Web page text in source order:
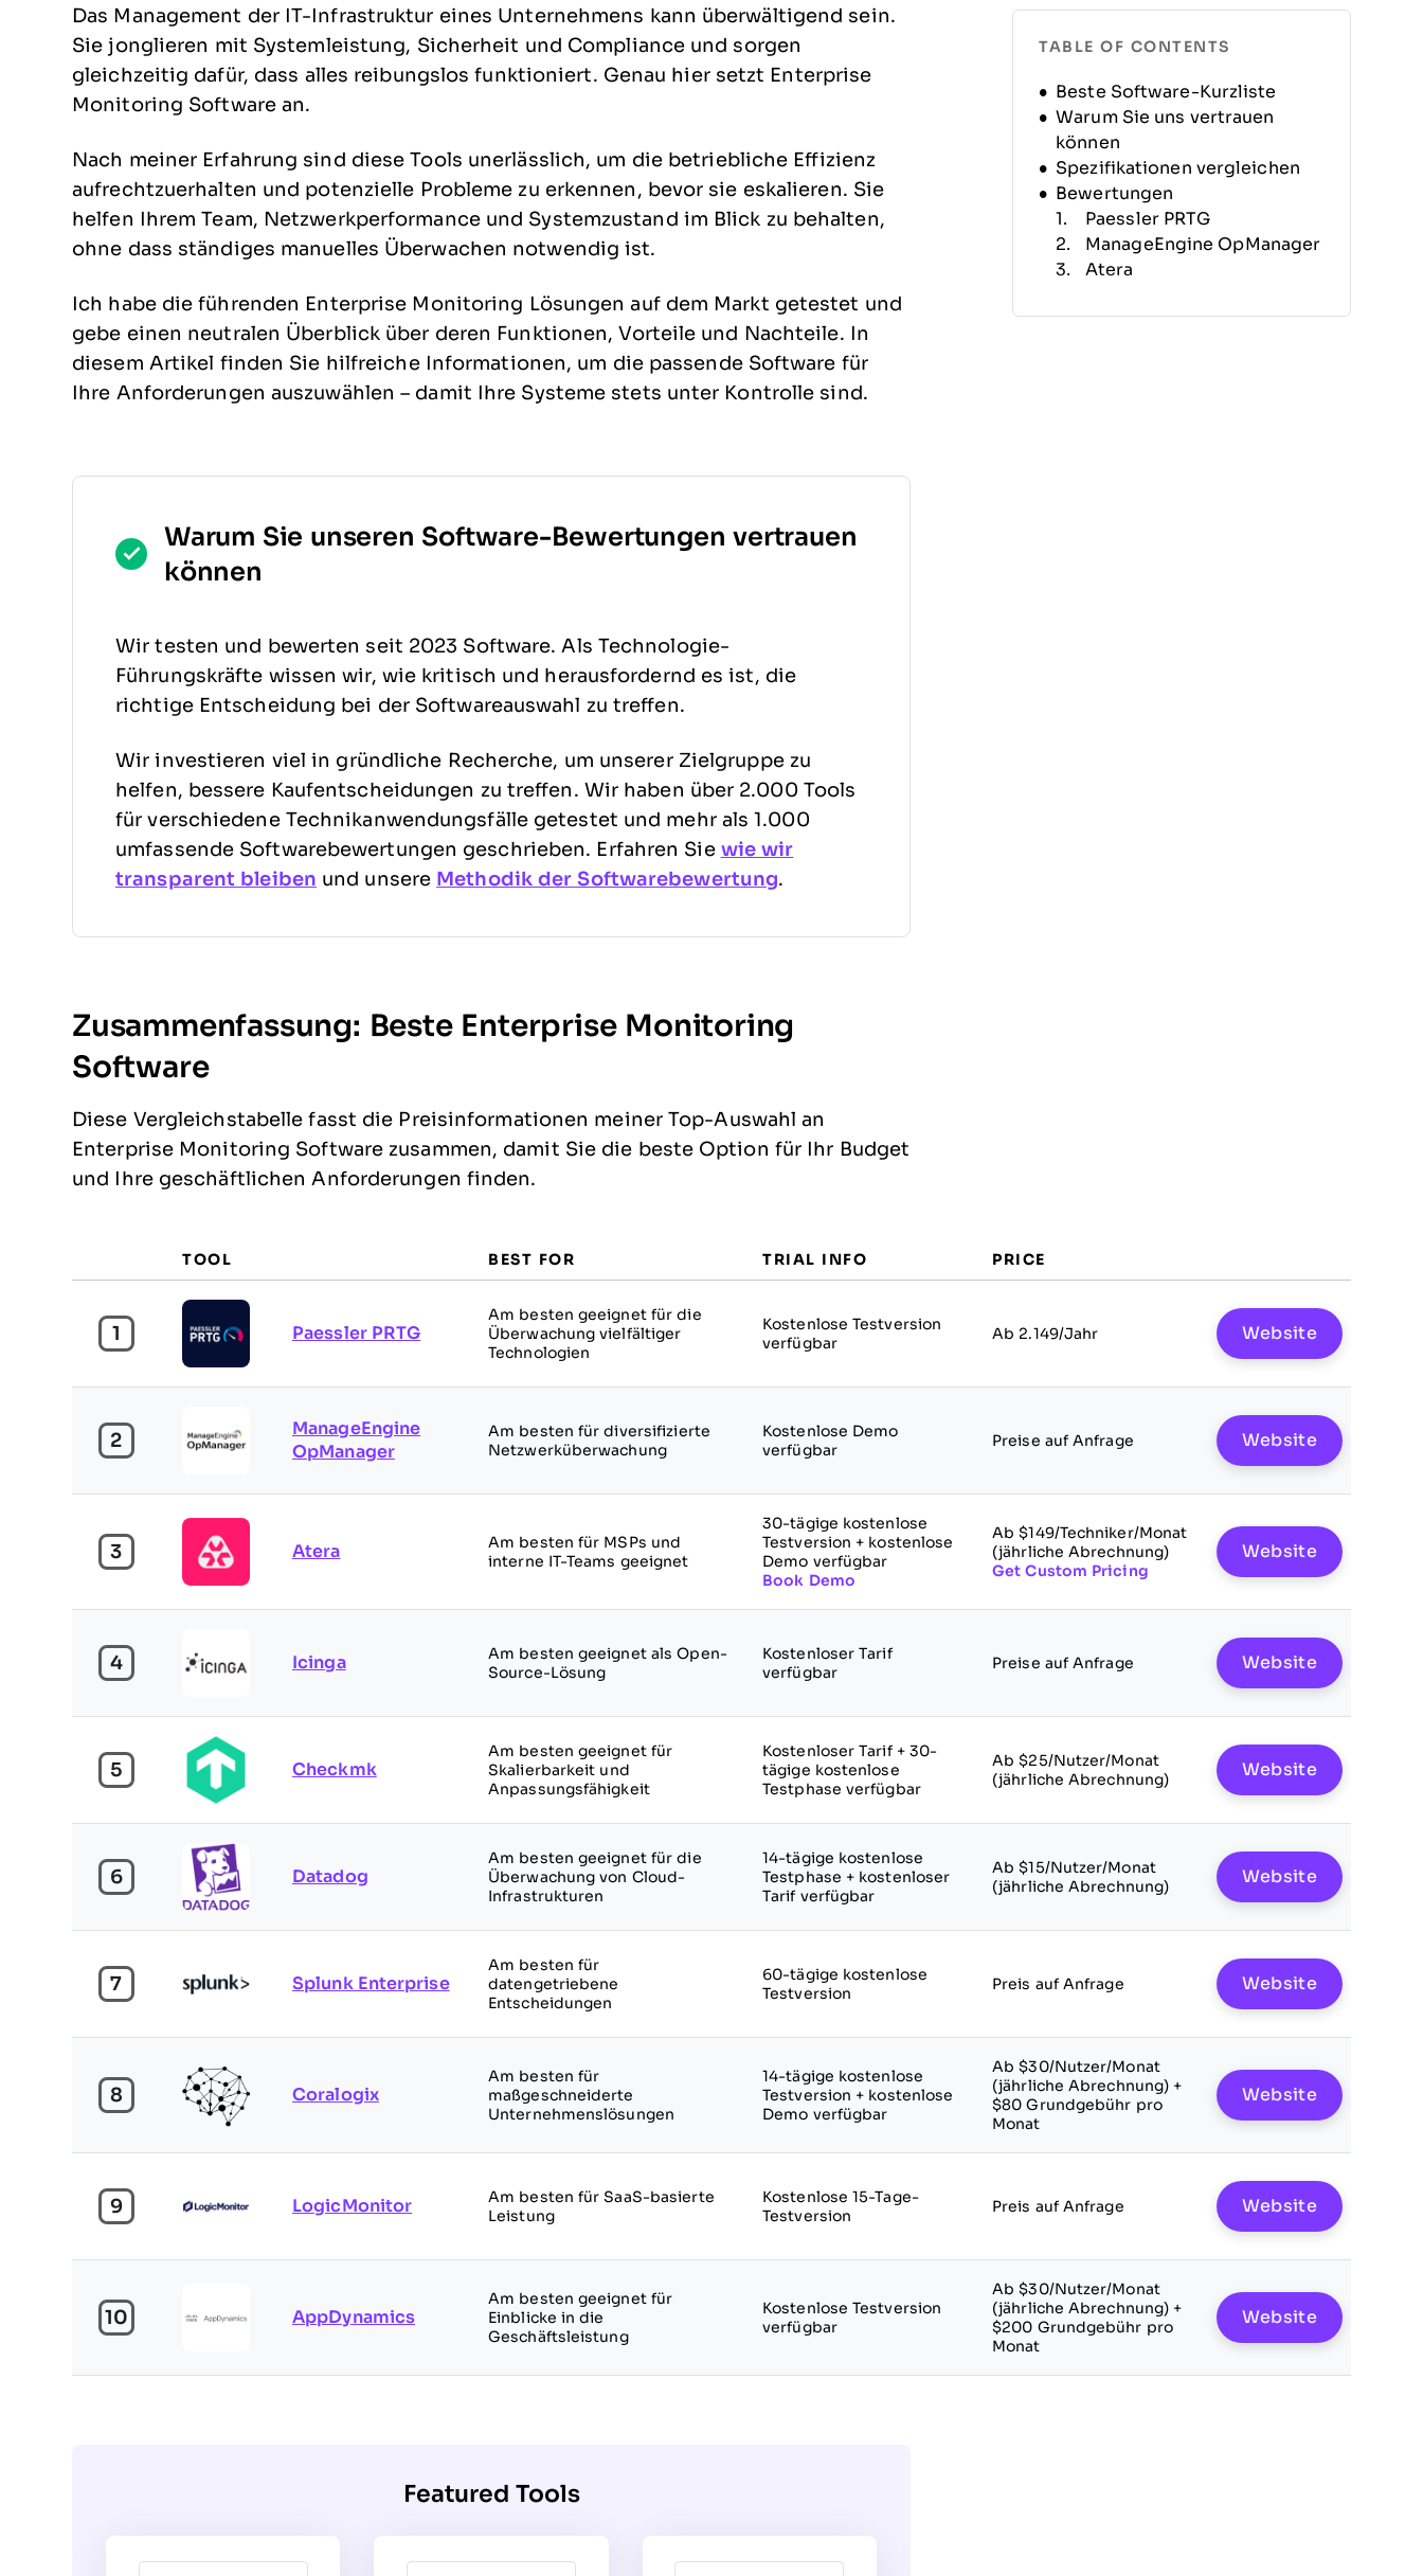
Das Management der IT-Infrastruktur eines Unternehmens kann überwältigend sein.
Sie jonglieren mit Systemleistung, Sicherheit und Compliance und sorgen
gleichzeitig dafür, dass alles reibungslos funktioniert. Genau hier setzt Enterprise
Monitoring Software an.
Nach meiner Erfahrung sind diese Tools unerlässlich, um die betriebliche Effizienz
aufrechtzuerhalten und potenzielle Probleme zu erkennen, bevor sie eskalieren. Sie
helfen Ihrem Team, Netzwerkperformance und Systemzustand im Blick zu behalten,
ohne dass ständiges manuelles Überwachen notwendig ist.
Ich habe die führenden Enterprise Monitoring Lösungen auf dem Markt getestet und
gebe einen neutralen Überblick über deren Funktionen, Vorteile und Nachteile. In
diesem Artikel finden Sie hilfreiche Informationen, um die passende Software für
Ihre Anforderungen auszuwählen – damit Ihre Systeme stets unter Kontrolle sind.
Warum Sie unseren Software-Bewertungen vertrauen
können
Wir testen und bewerten seit 2023 Software. Als Technologie-
Führungskräfte wissen wir, wie kritisch und herausfordernd es ist, die
richtige Entscheidung bei der Softwareauswahl zu treffen.
Wir investieren viel in gründliche Recherche, um unserer Zielgruppe zu
helfen, bessere Kaufentscheidungen zu treffen. Wir haben über 2.000 Tools
für verschiedene Technikanwendungsfälle getestet und mehr als 1.000
umfassende Softwarebewertungen geschrieben. Erfahren Sie wie wir
transparent bleiben und unsere Methodik der Softwarebewertung.
Zusammenfassung: Beste Enterprise Monitoring
Software
Diese Vergleichstabelle fasst die Preisinformationen meiner Top-Auswahl an
Enterprise Monitoring Software zusammen, damit Sie die beste Option für Ihr Budget
und Ihre geschäftlichen Anforderungen finden.
TOOL BEST FOR TRIAL INFO PRICE
1 Paessler PRTG
Am besten geeignet für die
Überwachung vielfältiger
Technologien
Kostenlose Testversion
verfügbar
Ab 2.149/Jahr Website
2
ManageEngine
OpManager
Am besten für diversifizierte
Netzwerküberwachung
Kostenlose Demo
verfügbar
Preise auf Anfrage Website
3 Atera
Am besten für MSPs und
interne IT-Teams geeignet
30-tägige kostenlose
Testversion + kostenlose
Demo verfügbar
Book Demo
Ab $149/Techniker/Monat
(jährliche Abrechnung)
Get Custom Pricing
Website
4 Icinga
Am besten geeignet als Open-
Source-Lösung
Kostenloser Tarif
verfügbar
Preise auf Anfrage Website
5 Checkmk
Am besten geeignet für
Skalierbarkeit und
Anpassungsfähigkeit
Kostenloser Tarif + 30-
tägige kostenlose
Testphase verfügbar
Ab $25/Nutzer/Monat
(jährliche Abrechnung)
Website
6 Datadog
Am besten geeignet für die
Überwachung von Cloud-
Infrastrukturen
14-tägige kostenlose
Testphase + kostenloser
Tarif verfügbar
Ab $15/Nutzer/Monat
(jährliche Abrechnung)
Website
7 Splunk Enterprise
Am besten für
datengetriebene
Entscheidungen
60-tägige kostenlose
Testversion
Preis auf Anfrage Website
8 Coralogix
Am besten für
maßgeschneiderte
Unternehmenslösungen
14-tägige kostenlose
Testversion + kostenlose
Demo verfügbar
Ab $30/Nutzer/Monat
(jährliche Abrechnung) +
$80 Grundgebühr pro
Monat
Website
9 LogicMonitor
Am besten für SaaS-basierte
Leistung
Kostenlose 15-Tage-
Testversion
Preis auf Anfrage Website
10 AppDynamics
Am besten geeignet für
Einblicke in die
Geschäftsleistung
Kostenlose Testversion
verfügbar
Ab $30/Nutzer/Monat
(jährliche Abrechnung) +
$200 Grundgebühr pro
Monat
Website
Featured Tools
TABLE OF CONTENTS
Beste Software-Kurzliste
Warum Sie uns vertrauen
können
Spezifikationen vergleichen
Bewertungen
Paessler PRTG
ManageEngine OpManager
Atera
Checkmk